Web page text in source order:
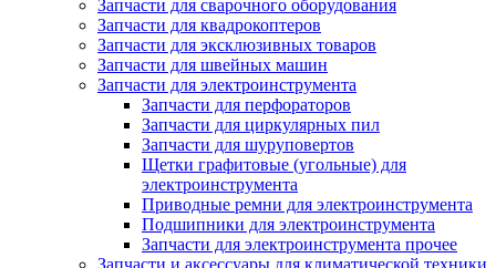
Запчасти для сварочного оборудования
Запчасти для квадрокоптеров
Запчасти для эксклюзивных товаров
Запчасти для швейных машин
Запчасти для электроинструмента
Запчасти для перфораторов
Запчасти для циркулярных пил
Запчасти для шуруповертов
Щетки графитовые (угольные) для
электроинструмента
Приводные ремни для электроинструмента
Подшипники для электроинструмента
Запчасти для электроинструмента прочее
Запчасти и аксессуары для климатической техники